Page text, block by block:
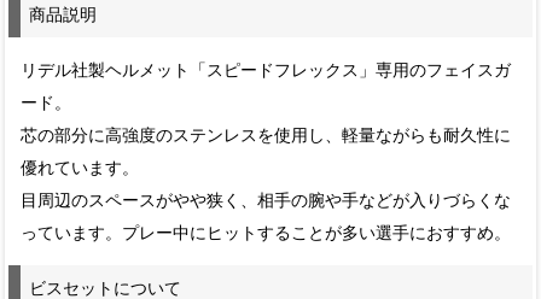
商品説明
リデル社製ヘルメット「スピードフレックス」専用のフェイスガ
ード。
芯の部分に高強度のステンレスを使用し、軽量ながらも耐久性に
優れています。
目周辺のスペースがやや狭く、相手の腕や手などが入りづらくな
っています。プレー中にヒットすることが多い選手におすすめ。
ビスセットについて